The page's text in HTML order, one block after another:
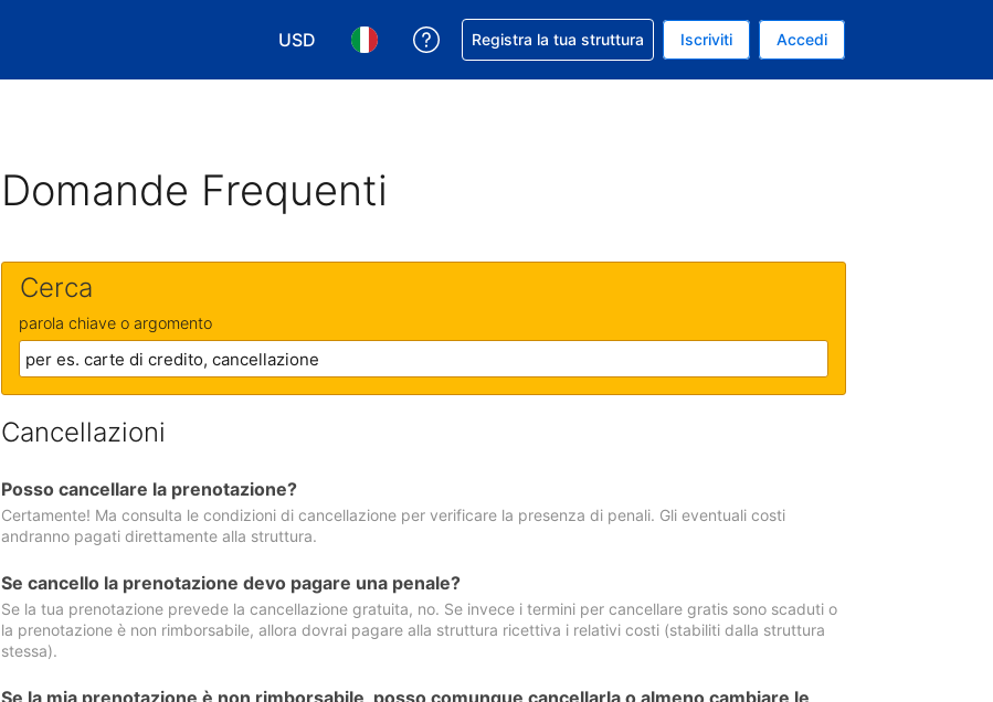
USD
Scegli la tua valuta. Valuta attuale: Dollaro statunitense
Scegli la tua lingua. Lingua attuale: Italiano
Ricevi aiuto con la prenotazione
Registra la tua struttura Iscriviti Accedi
Domande Frequenti
Cerca
parola chiave o argomento
Cancellazioni
Posso cancellare la prenotazione?
Certamente! Ma consulta le condizioni di cancellazione per verificare la presenza di penali. Gli eventuali costi
andranno pagati direttamente alla struttura.
Se cancello la prenotazione devo pagare una penale?
Se la tua prenotazione prevede la cancellazione gratuita, no. Se invece i termini per cancellare gratis sono scaduti o
la prenotazione è non rimborsabile, allora dovrai pagare alla struttura ricettiva i relativi costi (stabiliti dalla struttura
stessa).
Se la mia prenotazione è non rimborsabile, posso comunque cancellarla o almeno cambiare le